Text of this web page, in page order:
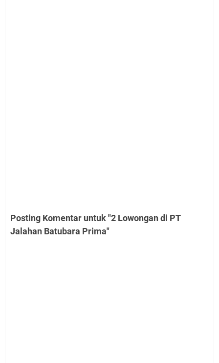
Posting Komentar untuk "2 Lowongan di PT
Jalahan Batubara Prima"